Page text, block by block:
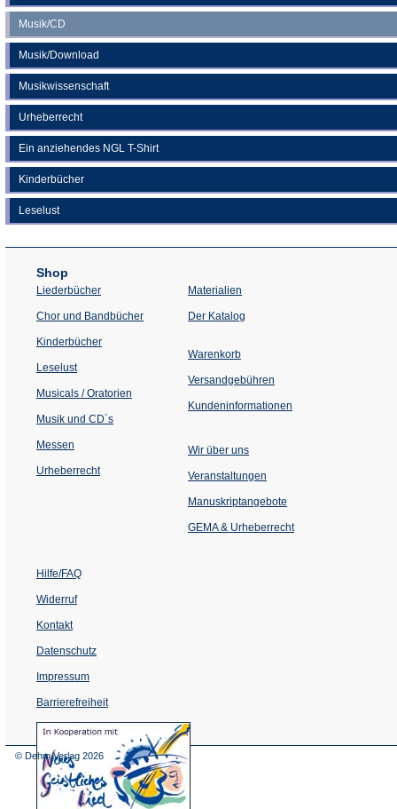
Musik/CD
Musik/Download
Musikwissenschaft
Urheberrecht
Ein anziehendes NGL T-Shirt
Kinderbücher
Leselust
Shop
Liederbücher
Chor und Bandbücher
Kinderbücher
Leselust
Musicals / Oratorien
Musik und CD´s
Messen
Urheberrecht
Materialien
Der Katalog
Warenkorb
Versandgebühren
Kundeninformationen
Wir über uns
Veranstaltungen
einem
Tab)
Manuskriptangebote
GEMA & Urheberrecht
Hilfe/FAQ
Widerruf
Kontakt
Datenschutz
Impressum
Barrierefreiheit
(Öffnet
in
© Dehm Verlag 2026